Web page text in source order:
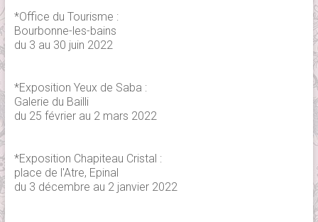
*Office du Tourisme :
Bourbonne-les-bains
du 3 au 30 juin 2022
*Exposition Yeux de Saba :
Galerie du Bailli
du 25 février au 2 mars 2022
*Exposition Chapiteau Cristal :
place de l'Atre, Epinal
du 3 décembre au 2 janvier 2022